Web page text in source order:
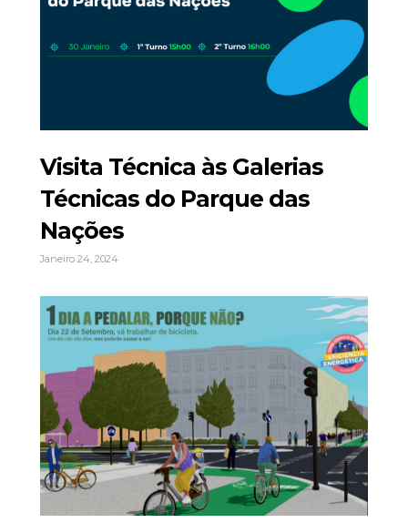
Visita Técnica às Galerias
Técnicas do Parque das
Nações
Janeiro 24, 2024